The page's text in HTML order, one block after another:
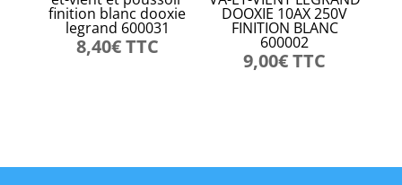
finition blanc dooxie
legrand 600031
8,40€TTC
DOOXIE 10AX 250V
FINITION BLANC
600002
9,00€TTC